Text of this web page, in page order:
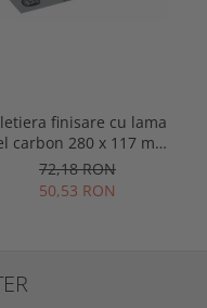
finisare cu lama
carbon 280 x 117 mm,
maner lemn, Spear &
Jackson
72,18 RON
50,53 RON